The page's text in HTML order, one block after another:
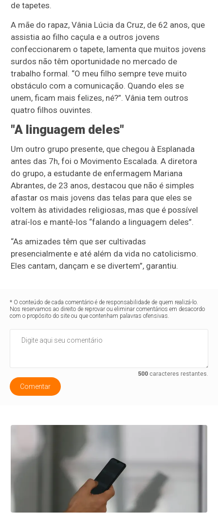
de tapetes.
A mãe do rapaz, Vânia Lúcia da Cruz, de 62 anos, que
assistia ao filho caçula e a outros jovens
confeccionarem o tapete, lamenta que muitos jovens
surdos não têm oportunidade no mercado de
trabalho formal. “O meu filho sempre teve muito
obstáculo com a comunicação. Quando eles se
unem, ficam mais felizes, né?”. Vânia tem outros
quatro filhos ouvintes.
"A linguagem deles"
Um outro grupo presente, que chegou à Esplanada
antes das 7h, foi o Movimento Escalada. A diretora
do grupo, a estudante de enfermagem Mariana
Abrantes, de 23 anos, destacou que não é simples
afastar os mais jovens das telas para que eles se
voltem às atividades religiosas, mas que é possível
atraí-los e mantê-los “falando a linguagem deles”.
“As amizades têm que ser cultivadas
presencialmente e até além da vida no catolicismo.
Eles cantam, dançam e se divertem”, garantiu.
* O conteúdo de cada comentário é de responsabilidade de quem realizá-lo.
Nos reservamos ao direito de reprovar ou eliminar comentários em desacordo
com o propósito do site ou que contenham palavras ofensivas.
500caracteres restantes.
Comentar